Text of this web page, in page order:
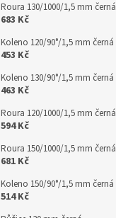
Roura 130/1000/1,5 mm černá
683 Kč
Koleno 120/90°/1,5 mm černá
453 Kč
Koleno 130/90°/1,5 mm černá
463 Kč
Roura 120/1000/1,5 mm černá
594 Kč
Roura 150/1000/1,5 mm černá
681 Kč
Koleno 150/90°/1,5 mm černá
514 Kč